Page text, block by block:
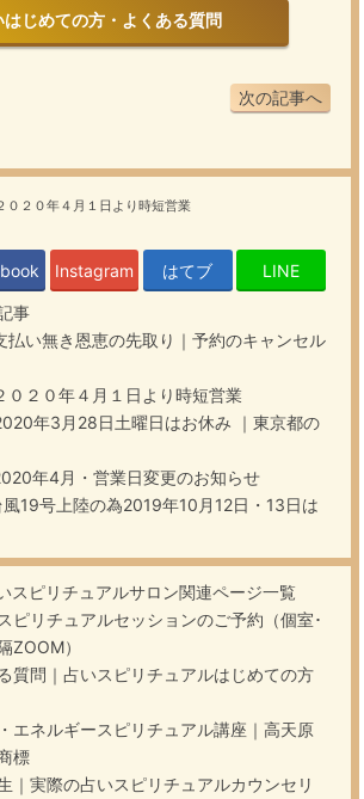
めての方・よくある質問
次の記事へ
０２０年４月１日より時短営業
Instagram はてブ LINE
事
払い無き恩恵の先取り｜予約のキャンセル
０２０年４月１日より時短営業
年3月28日土曜日はお休み ｜東京都の
年4月・営業日変更のお知らせ
風19号上陸の為2019年10月12日・13日は
スピリチュアルサロン関連ページ一覧
ピリチュアルセッションのご予約（個室･
ZOOM）
質問｜占いスピリチュアルはじめての方
エネルギースピリチュアル講座｜高天原
標
｜実際の占いスピリチュアルカウンセリ